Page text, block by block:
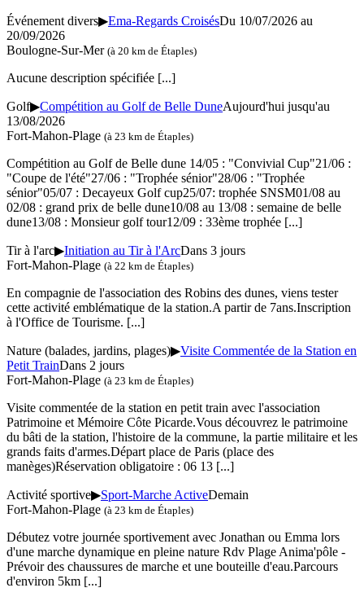
Événement divers▶Ema-Regards CroisésDu 10/07/2026 au
20/09/2026
Boulogne-Sur-Mer (à 20 km de Étaples)
Aucune description spécifiée [...]
Golf▶Compétition au Golf de Belle DuneAujourd'hui jusqu'au
13/08/2026
Fort-Mahon-Plage (à 23 km de Étaples)
Compétition au Golf de Belle dune 14/05 : "Convivial Cup"21/06 :
"Coupe de l'été"27/06 : "Trophée sénior"28/06 : "Trophée
sénior"05/07 : Decayeux Golf cup25/07: trophée SNSM01/08 au
02/08 : grand prix de belle dune10/08 au 13/08 : semaine de belle
dune13/08 : Monsieur golf tour12/09 : 33ème trophée [...]
Tir à l'arc▶Initiation au Tir à l'ArcDans 3 jours
Fort-Mahon-Plage (à 22 km de Étaples)
En compagnie de l'association des Robins des dunes, viens tester
cette activité emblématique de la station.A partir de 7ans.Inscription
à l'Office de Tourisme. [...]
Nature (balades, jardins, plages)▶Visite Commentée de la Station en
Petit TrainDans 2 jours
Fort-Mahon-Plage (à 23 km de Étaples)
Visite commentée de la station en petit train avec l'association
Patrimoine et Mémoire Côte Picarde.Vous découvrez le patrimoine
du bâti de la station, l'histoire de la commune, la partie militaire et les
grands faits d'armes.Départ place de Paris (place des
manèges)Réservation obligatoire : 06 13 [...]
Activité sportive▶Sport-Marche ActiveDemain
Fort-Mahon-Plage (à 23 km de Étaples)
Débutez votre journée sportivement avec Jonathan ou Emma lors
d'une marche dynamique en pleine nature Rdv Plage Anima'pôle -
Prévoir des chaussures de marche et une bouteille d'eau.Parcours
d'environ 5km [...]